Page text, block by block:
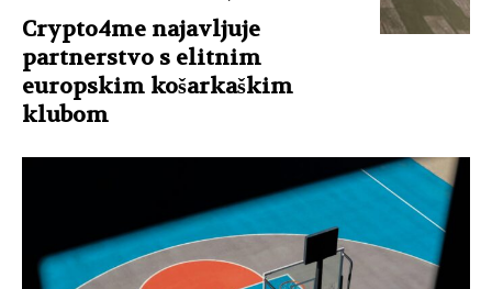
Crypto4me najavljuje
partnerstvo s elitnim
europskim košarkaškim
klubom